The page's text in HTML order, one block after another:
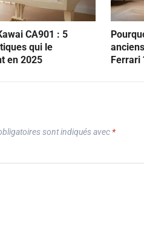
CA901 : 5
qui le
en 2025
Ferrari
sont indiqués avec *